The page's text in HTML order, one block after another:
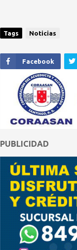
Tags Noticias
Facebook
PUBLICIDAD